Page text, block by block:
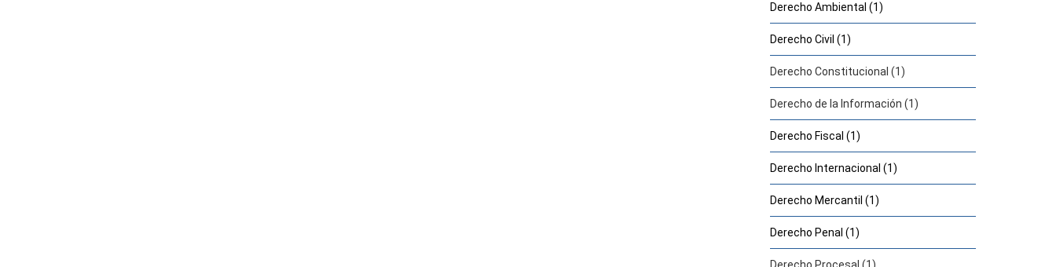
Derecho Ambiental (1)
Derecho Civil (1)
Derecho Constitucional (1)
Derecho de la Información (1)
Derecho Fiscal (1)
Derecho Internacional (1)
Derecho Mercantil (1)
Derecho Penal (1)